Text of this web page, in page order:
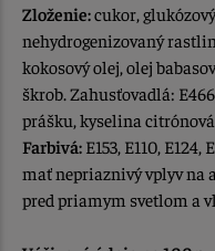
Zloženie:cukor,
nehydrogenizovaný
kokosový olej, olej
škrob. Zahusťovadlá:
prášku, kyselina
Farbivá: E153, E110, E124,
mať nepriaznivý vplyv na
pred priamym svetlom a